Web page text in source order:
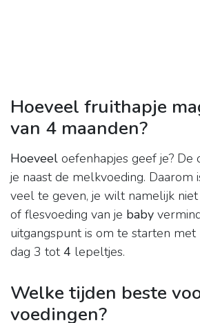
Hoeveel fruithapje
van 4 maanden?
Hoeveel oefenhapjes geef je? De
je naast de melkvoeding. Daarom
veel te geven, je wilt namelijk
of flesvoeding van je baby
uitgangspunt is om te starten
dag 3 tot4 lepeltjes.
Welke tijden beste
voedingen?